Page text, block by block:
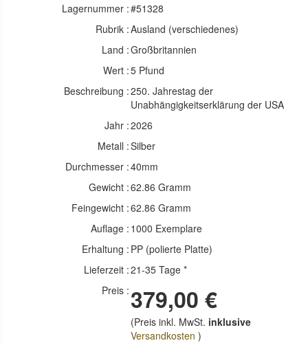
Lagernummer :#51328
Rubrik :Ausland (verschiedenes)
Land :Großbritannien
Wert :5 Pfund
Beschreibung :250. Jahrestag der
Unabhängigkeitserklärung der USA
Jahr :2026
Metall :Silber
Durchmesser :40mm
Gewicht :62.86 Gramm
Feingewicht :62.86 Gramm
Auflage : 1000 Exemplare
Erhaltung : PP (polierte Platte)
Lieferzeit :21-35 Tage *
Preis : 379,00 €
(Preis inkl. MwSt. inklusive
Versandkosten )